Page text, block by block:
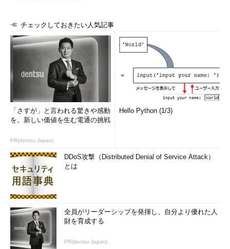
チェックしておきたい人気記事
「さすが」と言われる驚きや感動
を。新しい価値を生む電通の挑戦
PR(dentsu Japan)
Hello Python (1/3)
DDoS攻撃（Distributed Denial of Service Attack）
とは
全員がリーダーシップを発揮し、自分より優れた人
財を育成する
PR(dentsu Japan)